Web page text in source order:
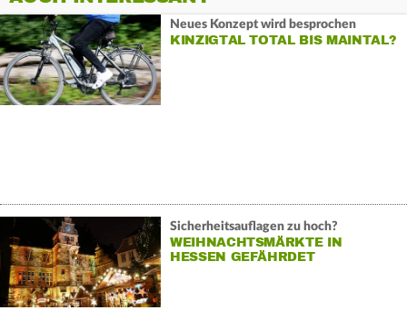
Neues Konzept wird besprochen
KINZIGTAL TOTAL BIS MAINTAL?
Sicherheitsauflagen zu hoch?
WEIHNACHTSMÄRKTE IN
HESSEN GEFÄHRDET